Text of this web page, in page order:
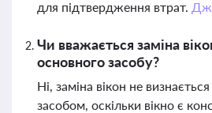
для підтвердження втрат.
Чи вважається заміна
основного засобу?
Ні, заміна вікон не
засобом, оскільки вікно є